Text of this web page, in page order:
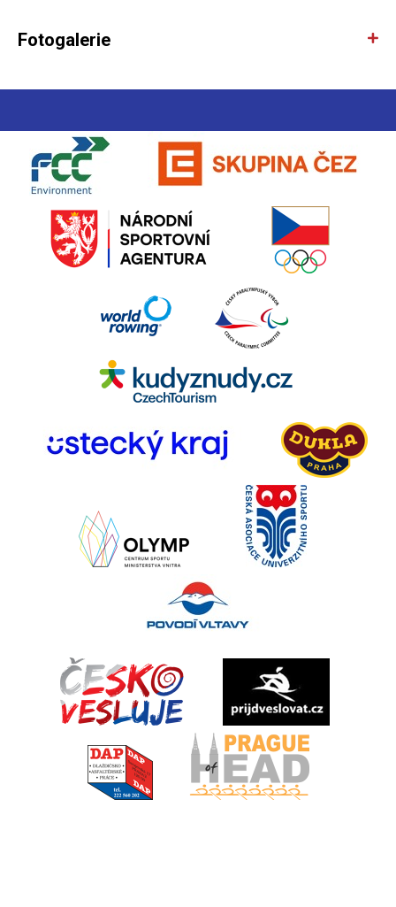
Fotogalerie